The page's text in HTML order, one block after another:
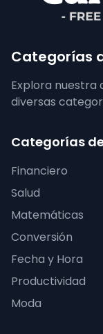
Categorías
Explora nuestra
diversas
Categorías
Financiero
Salud
Matemáticas
Conversión
Fecha y Hora
Productividad
Moda